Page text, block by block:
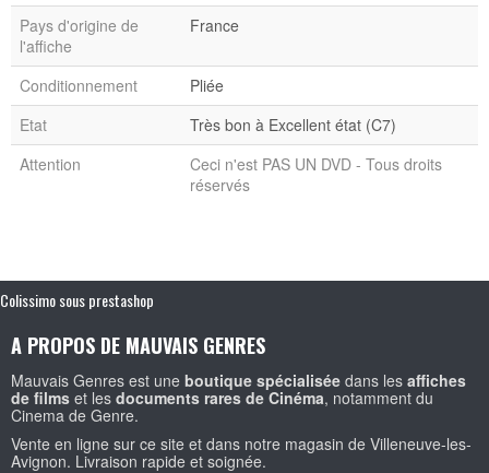
Pays d'origine de
l'affiche
France
Conditionnement
Pliée
Etat
Très bon à Excellent état (C7)
Attention
Ceci n'est PAS UN DVD - Tous droits
réservés
Colissimo sous prestashop
A PROPOS DE MAUVAIS GENRES
Mauvais Genres est une boutique spécialisée dans les affiches
de films et les documents rares de Cinéma, notamment du
Cinema de Genre.
Vente en ligne sur ce site et dans notre magasin de Villeneuve-les-
Avignon. Livraison rapide et soignée.